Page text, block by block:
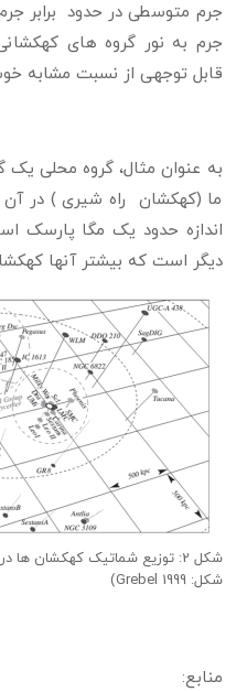
جرم متوسطی در حدود برابر
قابل توجهی از نسبت مشابه خوشه ها
به عنوان مثال، گروه محلی
ما (کهکشان راه شیری ) در آن
دیگر است که بیشتر آنها
شکل 2: توزیع شماتیک کهکشان ها
شکل: Grebel 1999)
منابع: